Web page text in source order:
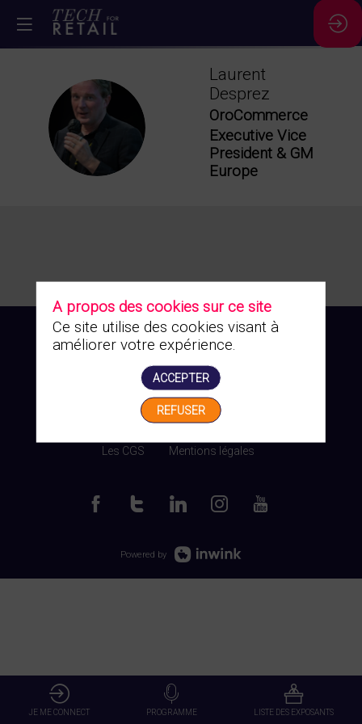
LD
Laurent
Desprez
OroCommerce
Executive Vice
President & GM
Europe
Gérer mes cookies
Les CGS Mentions légales
Powered by
JE ME CONNECT PROGRAMME LISTE DES EXPOSANTS
A propos des cookies sur ce site
Ce site utilise des cookies visant à
améliorer votre expérience.
ACCEPTER
REFUSER